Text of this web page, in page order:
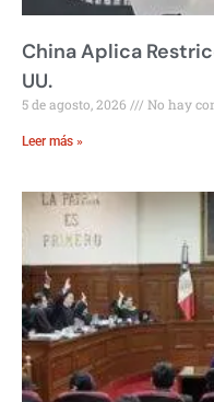
China Aplica
UU.
5 de agosto, 2026 No hay
Leer más »